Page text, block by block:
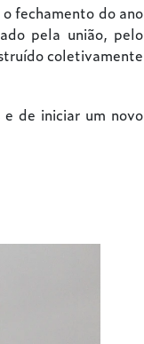
fechamento do ano
pela união, pelo
coletivamente
de iniciar um novo